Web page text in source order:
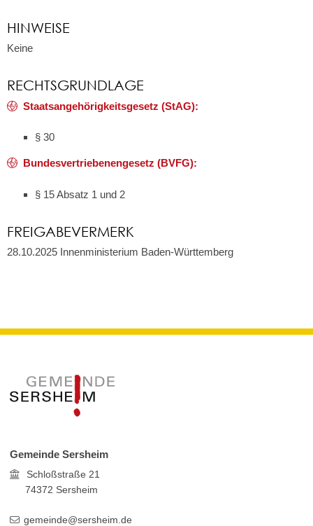
HINWEISE
Keine
RECHTSGRUNDLAGE
Staatsangehörigkeitsgesetz (StAG):
§ 30
Bundesvertriebenengesetz (BVFG):
§ 15 Absatz 1 und 2
FREIGABEVERMERK
28.10.2025 Innenministerium Baden-Württemberg
Gemeinde Sersheim
Schloßstraße 21
74372 Sersheim
gemeinde@sersheim.de